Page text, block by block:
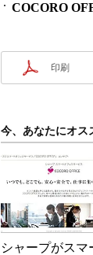
COCORO
印刷
今、あなたにオス
シャープがスマ